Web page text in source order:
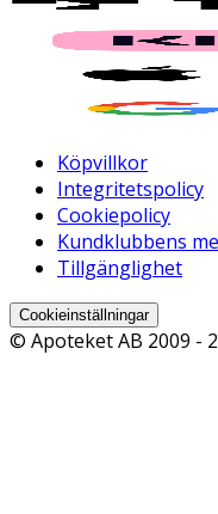
Köpvillkor
Integritetspolicy
Cookiepolicy
Kundklubbens
Tillgänglighet
Cookieinställningar
© Apoteket AB 2009 -